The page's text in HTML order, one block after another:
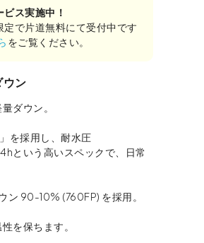
ス実施中！
で片道無料にて受付中です
をご覧ください。
ウン
ダウン。
を採用し、耐水圧
という高いスペックで、日常
ン 90-10% (760FP) を採用。
を保ちます。